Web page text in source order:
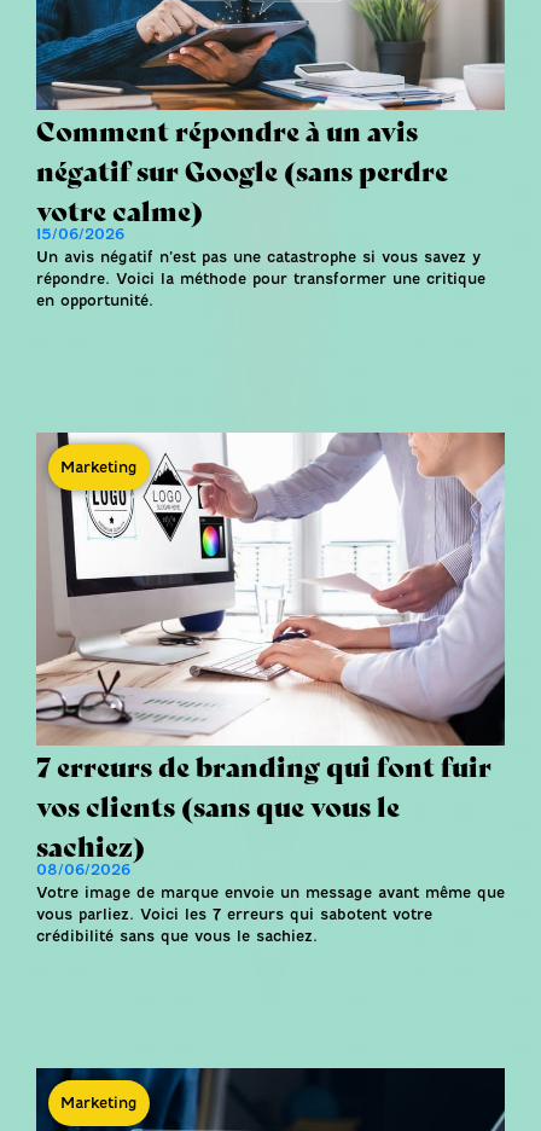
Comment répondre à un avis
négatif sur Google (sans perdre
votre calme)
15/06/2026
Un avis négatif n’est pas une catastrophe si vous savez y
répondre. Voici la méthode pour transformer une critique
en opportunité.
Marketing
7 erreurs de branding qui font fuir
vos clients (sans que vous le
sachiez)
08/06/2026
Votre image de marque envoie un message avant même que
vous parliez. Voici les 7 erreurs qui sabotent votre
crédibilité sans que vous le sachiez.
Marketing